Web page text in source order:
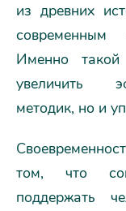
из древних
современным
Именно
увеличить
методик, но и
том, что
поддержать